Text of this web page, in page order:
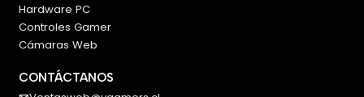
Hardware PC
Controles Gamer
Cámaras Web
CONTÁCTANOS